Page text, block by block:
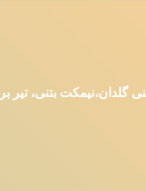
بتنی، تیر برق